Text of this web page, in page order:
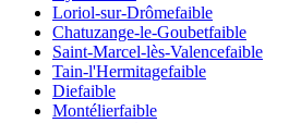
Loriol-sur-Drômefaible
Chatuzange-le-Goubetfaible
Saint-Marcel-lès-Valencefaible
Tain-l'Hermitagefaible
Diefaible
Montélierfaible